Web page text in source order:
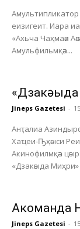
Амультипликатор
еизигеит. Иара
«Ахьча Чаҳмаәи
Амульфильмқәа...
«Дзакәыда
Jineps Gazetesi -
Анҭалиа
Хаҵеи-Ҧҳәыси
Акинофилмқәа
«Дзакәыда
Акоманда
Jineps Gazetesi -